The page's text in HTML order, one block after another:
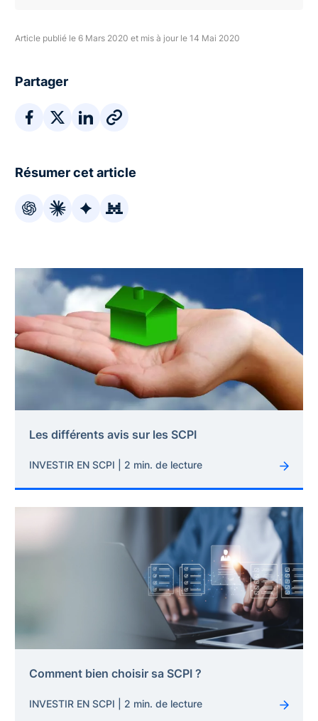
Article publié le 6 Mars 2020 et mis à jour le 14 Mai 2020
Partager
Résumer cet article
Les différents avis sur les SCPI
INVESTIR EN SCPI | 2 min. de lecture
Comment bien choisir sa SCPI ?
INVESTIR EN SCPI | 2 min. de lecture